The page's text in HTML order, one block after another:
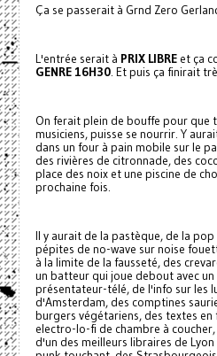
Ça se passerait à Grnd Zero
L'entrée serait à PRIX LIBREet ça
GENRE 16H30. Et puis ça finirait
On ferait plein de bouffe pour que
musiciens, puisse se nourrir. Y
dans un four à pain mobile sur le
des rivières de citronnade, des
place des noix et une piscine de
prochaine fois.
Il y aurait de la pastèque, de la
pépites de no-wave sur noise
à la limite de la fausseté, des
un batteur qui joue debout avec
présentateur-télé, de l'info sur les
d'Amsterdam, des comptines
burgers végétariens, des textes en
electro-lo-fi de chambre à
d'un des meilleurs libraires de